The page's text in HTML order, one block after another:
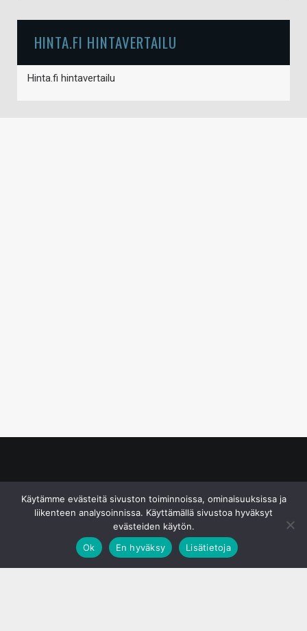
HINTA.FI HINTAVERTAILU
Hinta.fi hintavertailu
Käytämme evästeitä sivuston toiminnoissa, ominaisuuksissa ja
liikenteen analysoinnissa. Käyttämällä sivustoa hyväksyt
evästeiden käytön.
Ok
En hyväksy Lisätietoja